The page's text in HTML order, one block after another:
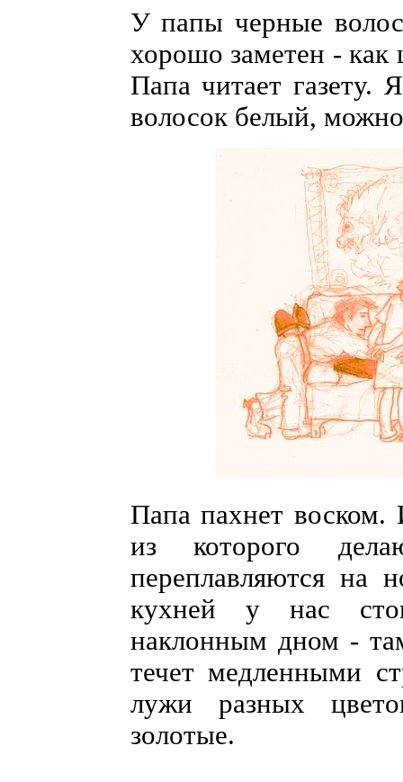
У папы черные
хорошо заметен -
Папа читает газету.
волосок белый,
Папа пахнет воском.
из которого
переплавляются на
кухней у нас
наклонным дном -
течет медленными
лужи разных
золотые.